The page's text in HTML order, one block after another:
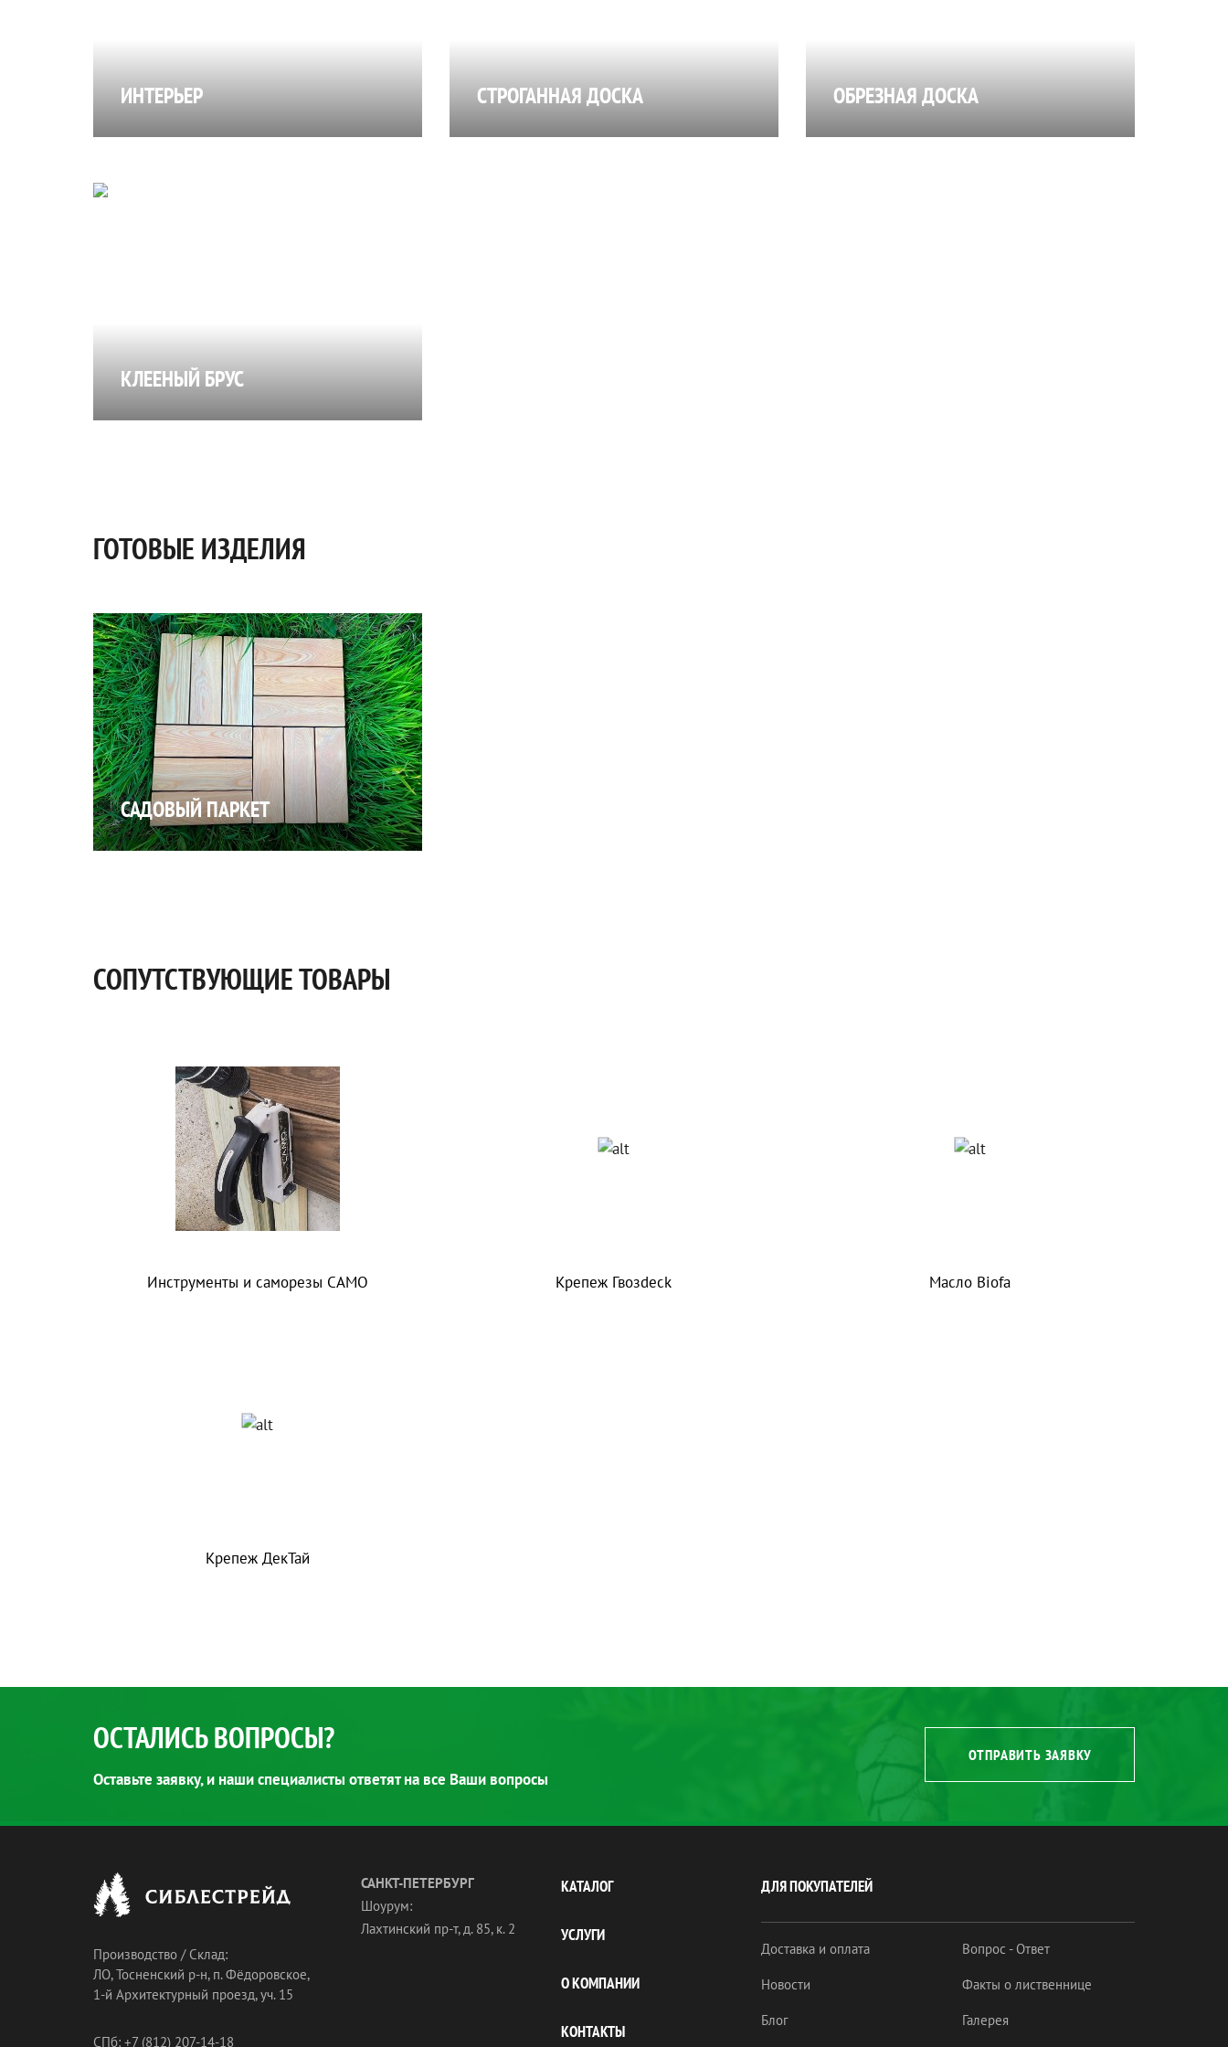
ИНТЕРЬЕР СТРОГАННАЯ ДОСКА ОБРЕЗНАЯ ДОСКА
КЛЕЕНЫЙ БРУС
ГОТОВЫЕ ИЗДЕЛИЯ
САДОВЫЙ ПАРКЕТ
СОПУТСТВУЮЩИЕ ТОВАРЫ
Инструменты и саморезы CAMO Крепеж Гвозdeck Масло Biofa
Крепеж ДекТай
ОСТАЛИСЬ ВОПРОСЫ?
Оставьте заявку, и наши специалисты ответят на все Ваши вопросы
ОТПРАВИТЬ ЗАЯВКУ
Производство / Склад:
ЛО, Тосненский р-н, п. Фёдоровское,
1-й Архитектурный проезд, уч. 15
СПб: +7 (812) 207-14-18
САНКТ-ПЕТЕРБУРГ
Шоурум:
Лахтинский пр-т, д. 85, к. 2
КАТАЛОГ
УСЛУГИ
О КОМПАНИИ
КОНТАКТЫ
ДЛЯ ПОКУПАТЕЛЕЙ
Доставка и оплата
Новости
Блог
Вопрос - Ответ
Факты о лиственнице
Галерея